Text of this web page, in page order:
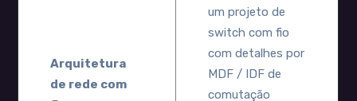
Arquitetura
de rede com
um projeto de
switch com fio
com detalhes por
MDF / IDF de
comutação